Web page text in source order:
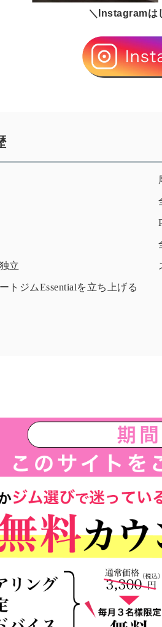
＼Instagramは
立
トジムEssentialを立ち上げる